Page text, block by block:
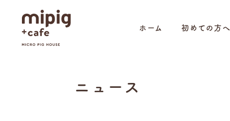
ホーム 初めての方へ
ニュース